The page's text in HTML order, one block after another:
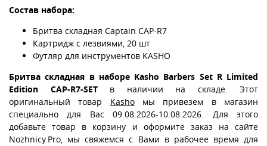
Состав набора:
Бритва складная Сaptain CAP-R7
Картридж с лезвиями, 20 шт
Футляр для инструментов KASHO
Бритва складная в наборе Kasho Barbers Set R Limited
Edition CAP-R7-SETв наличии на складе. Этот
оригинальный товар Kashoмы привезем в магазин
специально для Вас 09.08.2026-10.08.2026. Для этого
добавьте товар в корзину и оформите заказ на сайте
Nozhnicy.Pro, мы свяжемся с Вами в рабочее время для